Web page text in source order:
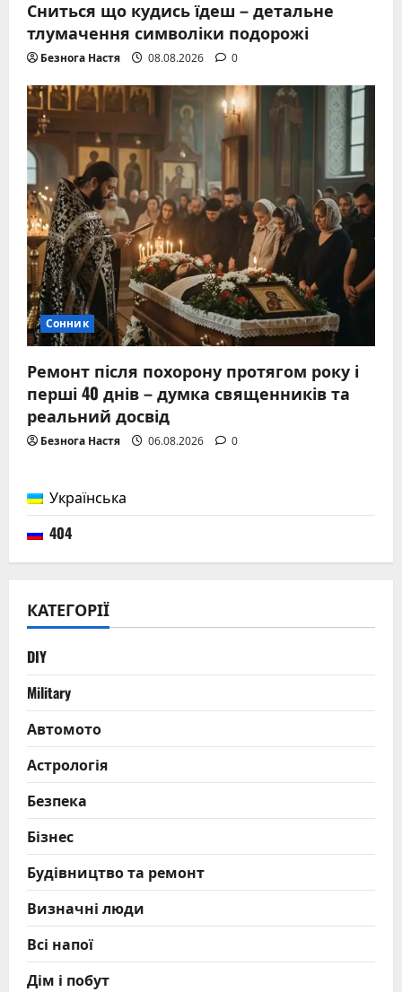
Сниться що кудись їдеш – детальне
тлумачення символіки подорожі
Безнога Настя 08.08.2026 0
Сонник
Ремонт після похорону протягом року і
перші 40 днів – думка священників та
реальний досвід
Безнога Настя 06.08.2026 0
Українська
404
КАТЕГОРІЇ
DIY
Military
Автомото
Астрологія
Безпека
Бізнес
Будівництво та ремонт
Визначні люди
Всі напої
Дім і побут